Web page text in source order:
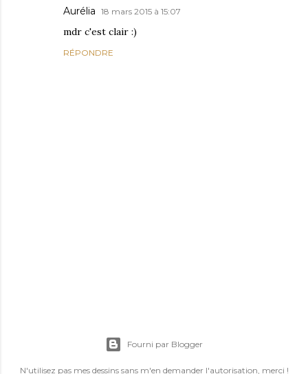
Aurélia 18 mars 2015 à 15:07
mdr c'est clair :)
RÉPONDRE
g
Fourni par Blogger
N'utilisez pas mes dessins sans m'en demander l'autorisation, merci !